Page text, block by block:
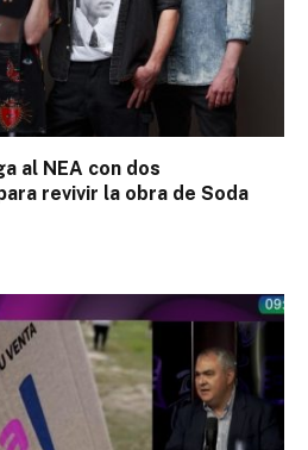
al NEA con dos
revivir la obra de Soda